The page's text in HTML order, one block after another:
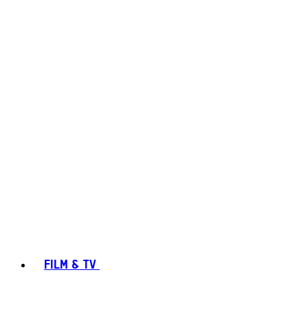
FILM & TV